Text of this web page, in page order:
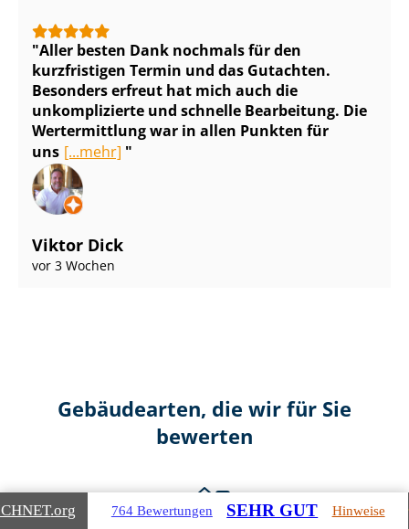
Aller besten Dank nochmals für den
kurzfristigen Termin und das Gutachten.
Besonders erfreut hat mich auch die
unkomplizierte und schnelle Bearbeitung. Die
Wertermittlung war in allen Punkten für
uns [...mehr]
Viktor Dick
vor 3 Wochen
Gebäudearten, die wir für Sie
bewerten
.org 764 Bewertungen SEHR GUT Hinweise